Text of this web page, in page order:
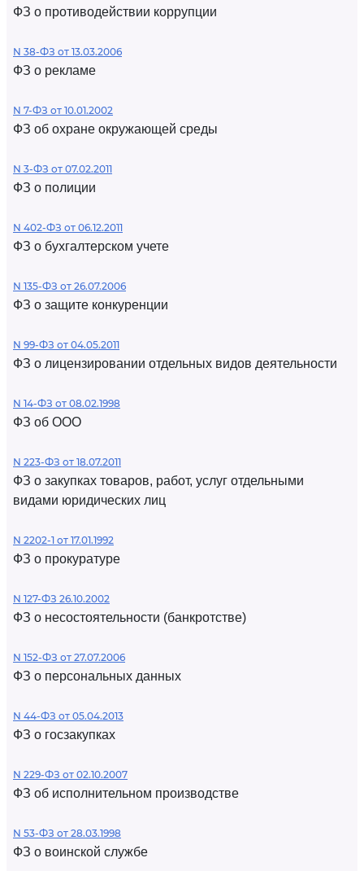
ФЗ о противодействии коррупции
N 38-ФЗ от 13.03.2006
ФЗ о рекламе
N 7-ФЗ от 10.01.2002
ФЗ об охране окружающей среды
N 3-ФЗ от 07.02.2011
ФЗ о полиции
N 402-ФЗ от 06.12.2011
ФЗ о бухгалтерском учете
N 135-ФЗ от 26.07.2006
ФЗ о защите конкуренции
N 99-ФЗ от 04.05.2011
ФЗ о лицензировании отдельных видов деятельности
N 14-ФЗ от 08.02.1998
ФЗ об ООО
N 223-ФЗ от 18.07.2011
ФЗ о закупках товаров, работ, услуг отдельными
видами юридических лиц
N 2202-1 от 17.01.1992
ФЗ о прокуратуре
N 127-ФЗ 26.10.2002
ФЗ о несостоятельности (банкротстве)
N 152-ФЗ от 27.07.2006
ФЗ о персональных данных
N 44-ФЗ от 05.04.2013
ФЗ о госзакупках
N 229-ФЗ от 02.10.2007
ФЗ об исполнительном производстве
N 53-ФЗ от 28.03.1998
ФЗ о воинской службе